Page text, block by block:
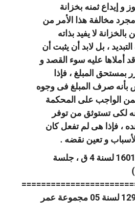
و إيداع ثمنه بخزانة
مخالفة هذا الأمر من
بالخزانة لا يفيد بذاته
، بل لابد أن يثبت أن
أملاها عليه سوء القصد و
بمستحق المبلغ ، فإذا
صرف المبلغ فى وجوه
الواجب على المحكمة
لكى تستوثق من توفر
، فإذا هى لم تفعل كان
و تعين نقضه .
( الطعن رقم 1601 لسنة 4 ق ، جلسة
الطعن رقم 1298 لسنة 05 مجموعة عمر